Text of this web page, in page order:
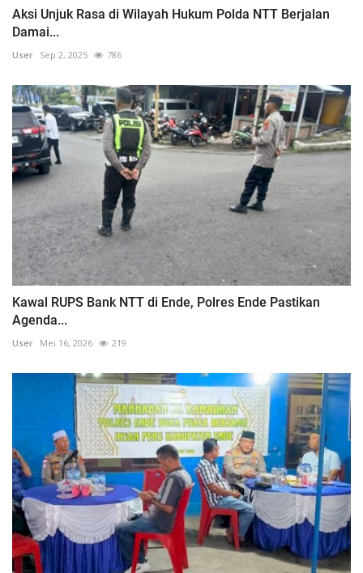
Aksi Unjuk Rasa di Wilayah Hukum Polda NTT Berjalan
Damai...
User Sep 2, 2025 786
Kawal RUPS Bank NTT di Ende, Polres Ende Pastikan
Agenda...
User Mei 16, 2026 219